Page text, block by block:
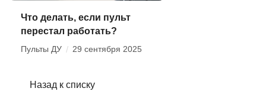
Что делать, если пульт
перестал работать?
Пульты ДУ / 29 сентября 2025
Назад к списку